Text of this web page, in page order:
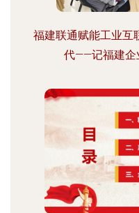
福建联通赋能工业互
代——记福建企